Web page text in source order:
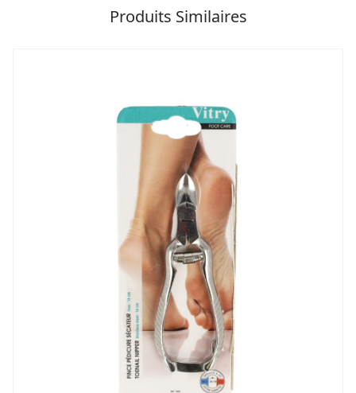
Produits Similaires